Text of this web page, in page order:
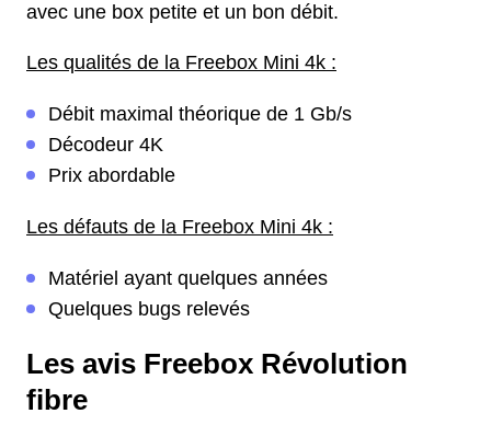
avec une box petite et un bon débit.
Les qualités de la Freebox Mini 4k :
Débit maximal théorique de 1 Gb/s
Décodeur 4K
Prix abordable
Les défauts de la Freebox Mini 4k :
Matériel ayant quelques années
Quelques bugs relevés
Les avis Freebox Révolution
fibre